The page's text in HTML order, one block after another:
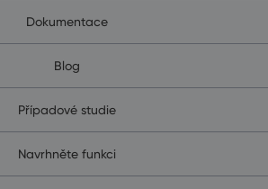
Dokumentace
Blog
Případové studie
Navrhněte funkci